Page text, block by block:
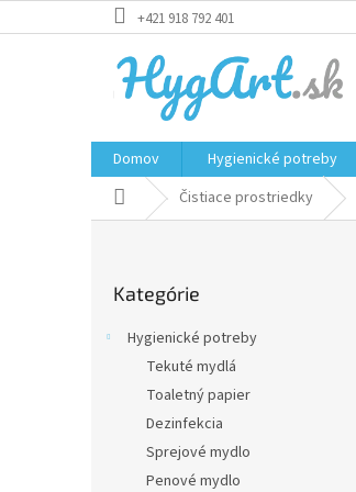
na
+421 918 792 401
Domov Hygienické potreby
Domov Čistiace prostriedky
kategórie
Kategórie
Hygienické potreby
Tekuté mydlá
Toaletný papier
Dezinfekcia
Sprejové mydlo
Penové mydlo